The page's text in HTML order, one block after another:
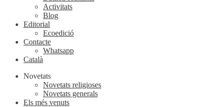
Activitats
Blog
Editorial
Ecoedició
Contacte
Whatsapp
Català
Novetats
Novetats religioses
Novetats generals
Els més venuts